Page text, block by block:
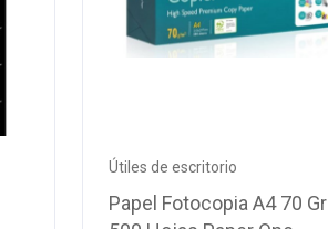
Útiles de escritorio
Papel Fotocopia A4 70 Gr